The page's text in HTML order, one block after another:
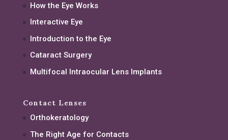
How the Eye Works
Interactive Eye
Introduction to the Eye
Cataract Surgery
Multifocal Intraocular Lens Implants
Contact Lenses
Orthokeratology
The Right Age for Contacts